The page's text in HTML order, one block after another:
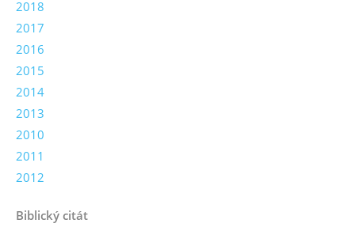
2018
2017
2016
2015
2014
2013
2010
2011
2012
Biblický citát